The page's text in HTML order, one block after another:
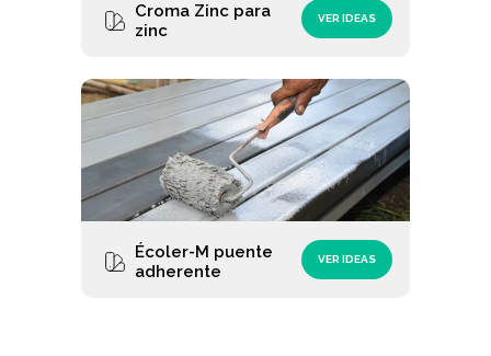
Croma Zinc para
zinc
VER IDEAS
Écoler-M puente
adherente
VER IDEAS